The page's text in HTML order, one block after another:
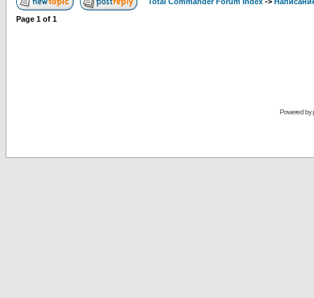
Page 1 of 1
Powered by